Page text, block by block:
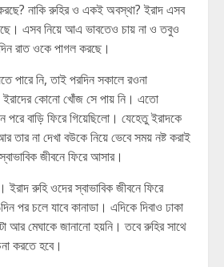
নাকি রুহির ও একই অবস্থা? ইরাদ এসব
এসব নিয়ে আএ ভাবতেও চায় না ও তবুও
রাত ওকে পাগল করছে।
পারে নি, তাই পরদিন সকালে রওনা
ইরাদের কোনো খোঁজ সে পায় নি। এতো
পরে বাড়ি ফিরে গিয়েছিলো। যেহেতু ইরাদকে
তার না দেখা বউকে নিয়ে ভেবে সময় নষ্ট করাই
জীবনে ফিরে আসার।
রুহি ওদের স্বাভাবিক জীবনে ফিরে
পর চলে যাবে কানাডা। এদিকে দিবাও ঢাকা
আর মেঘাকে জানানো হয়নি। তবে রুহির সাথে
করতে হবে।